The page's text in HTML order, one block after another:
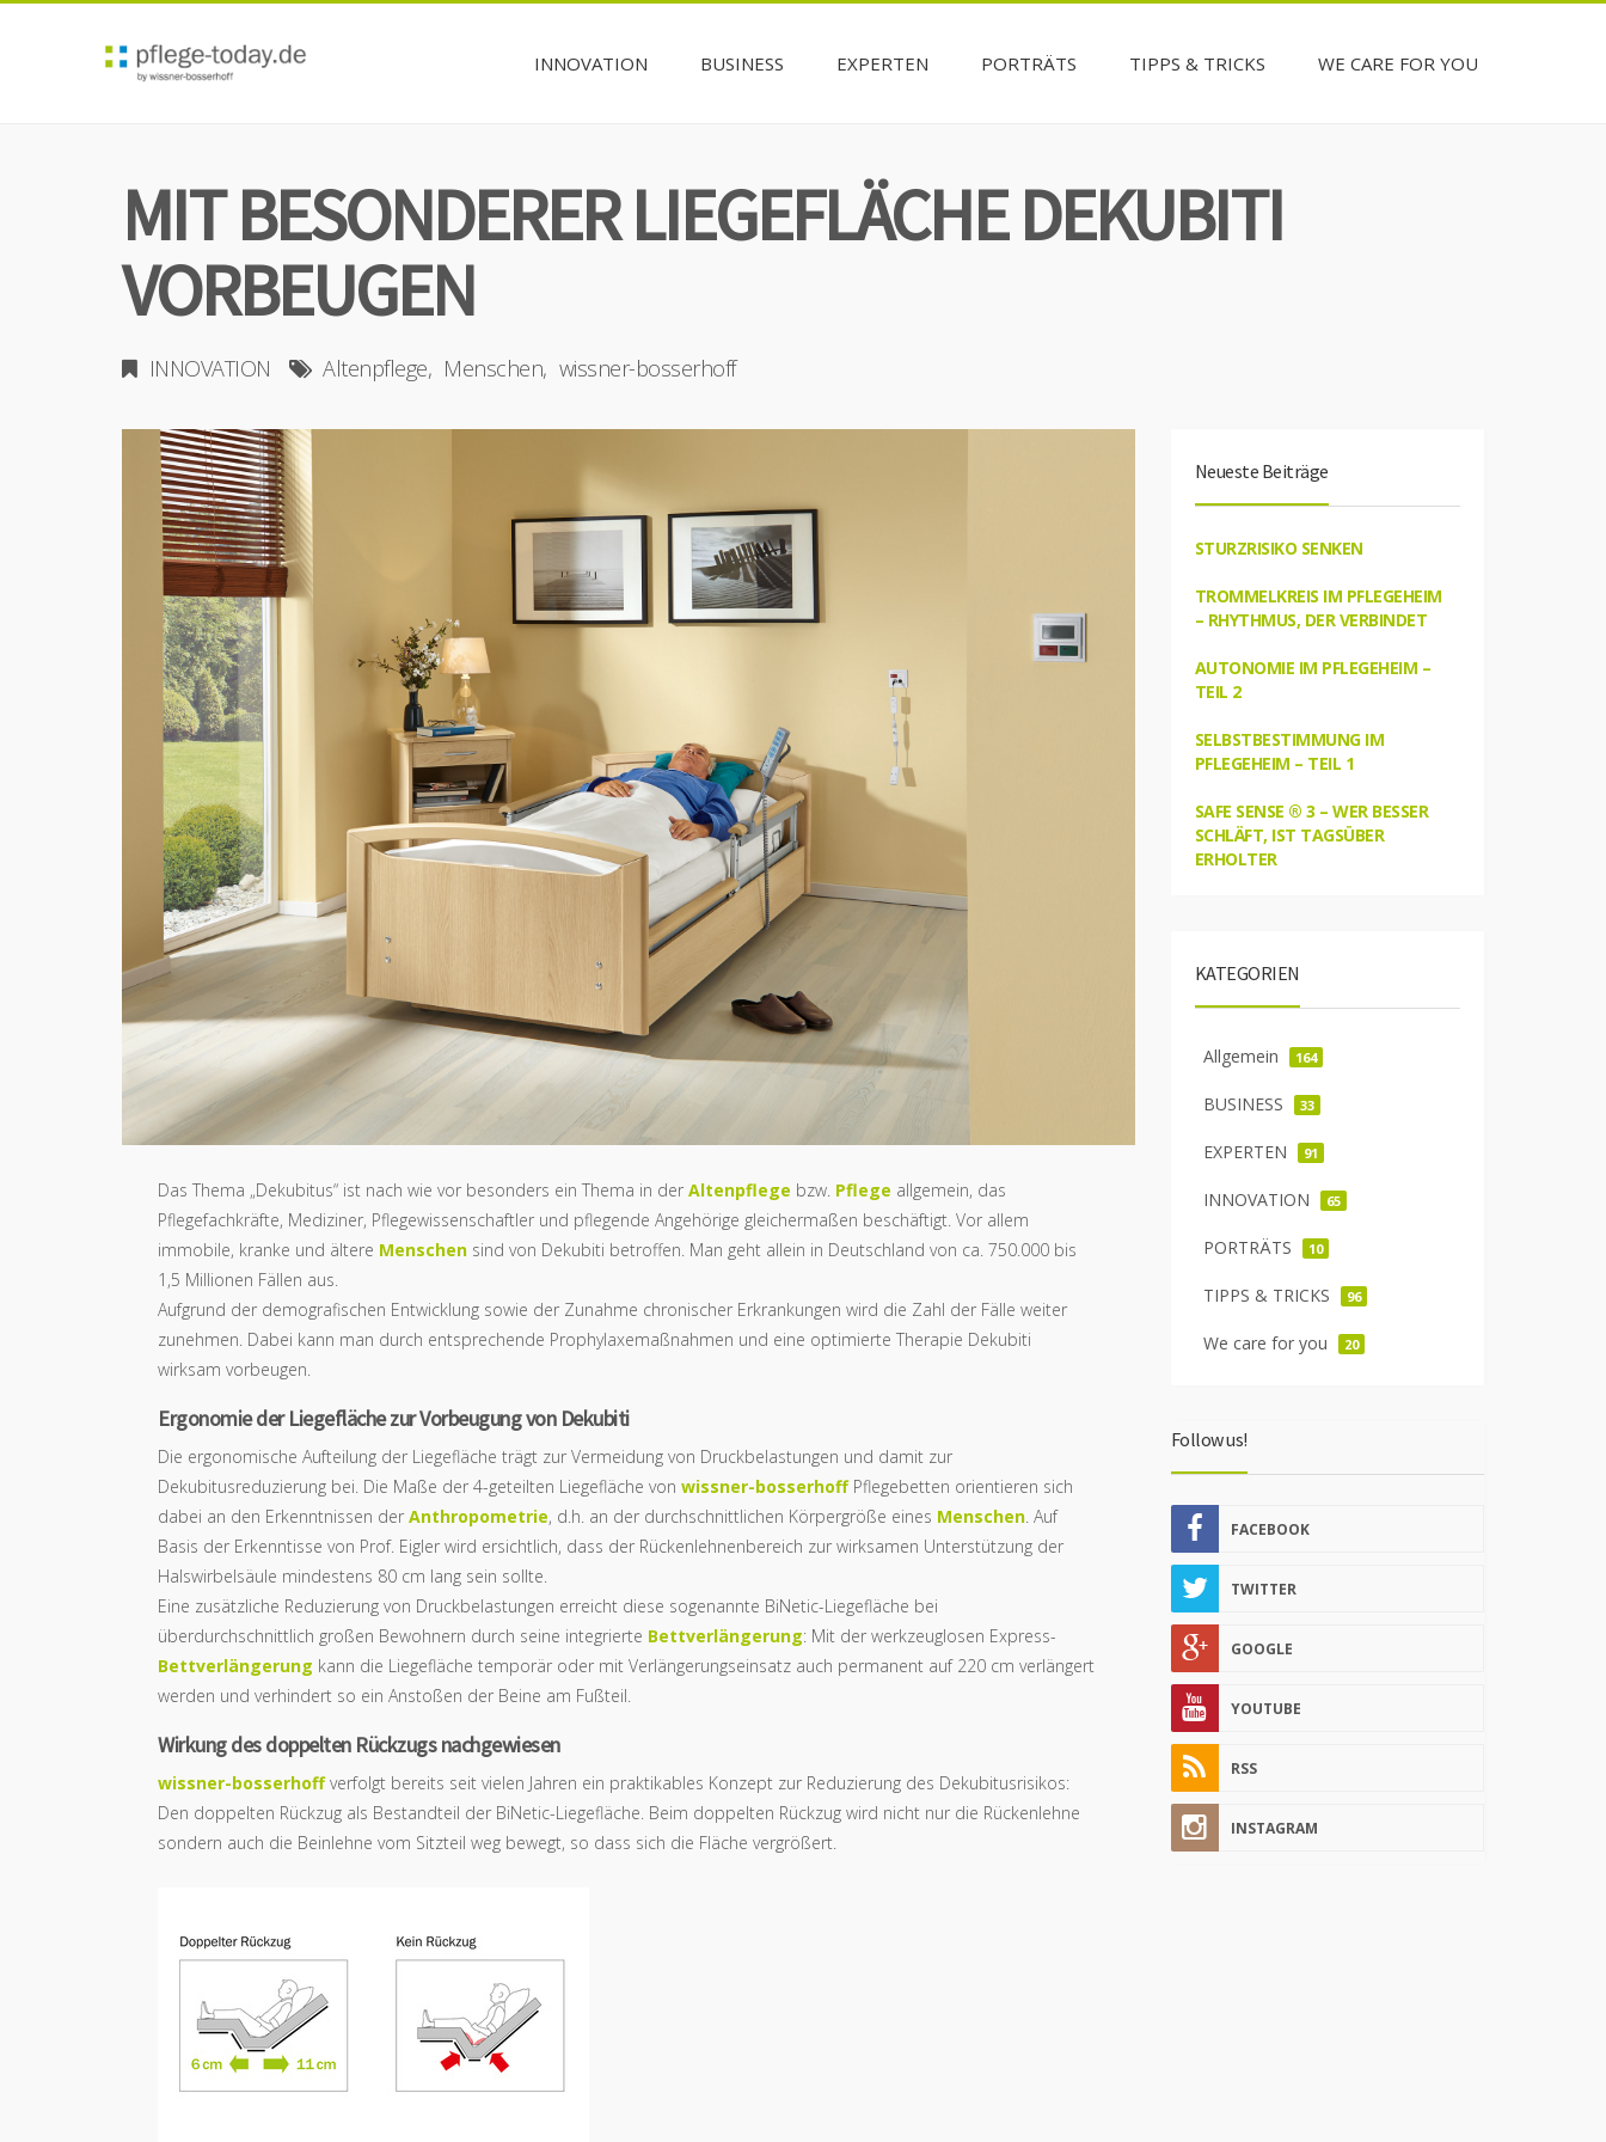
INNOVATION BUSINESS EXPERTEN PORTRÄTS TIPPS & TRICKS WE CARE FOR YOU
MIT BESONDERER LIEGEFLÄCHE DEKUBITI
VORBEUGEN
INNOVATION Altenpflege Menschen wissner-bosserhoff
Das Thema „Dekubitus“ ist nach wie vor besonders ein Thema in der Altenpflege bzw. Pflege allgemein, das
Pflegefachkräfte, Mediziner, Pflegewissenschaftler und pflegende Angehörige gleichermaßen beschäftigt. Vor allem
immobile, kranke und ältere Menschen sind von Dekubiti betroffen. Man geht allein in Deutschland von ca. 750.000 bis
1,5 Millionen Fällen aus.
Aufgrund der demografischen Entwicklung sowie der Zunahme chronischer Erkrankungen wird die Zahl der Fälle weiter
zunehmen. Dabei kann man durch entsprechende Prophylaxemaßnahmen und eine optimierte Therapie Dekubiti
wirksam vorbeugen.
Ergonomie der Liegefläche zur Vorbeugung von Dekubiti
Die ergonomische Aufteilung der Liegefläche trägt zur Vermeidung von Druckbelastungen und damit zur
Dekubitusreduzierung bei. Die Maße der 4-geteilten Liegefläche von wissner-bosserhoffPflegebetten orientieren sich
dabei an den Erkenntnissen der Anthropometrie, d.h. an der durchschnittlichen Körpergröße eines Menschen. Auf
Basis der Erkenntisse von Prof. Eigler wird ersichtlich, dass der Rückenlehnenbereich zur wirksamen Unterstützung der
Halswirbelsäule mindestens 80 cm lang sein sollte.
Eine zusätzliche Reduzierung von Druckbelastungen erreicht diese sogenannte BiNetic-Liegefläche bei
überdurchschnittlich großen Bewohnern durch seine integrierte Bettverlängerung: Mit der werkzeuglosen Express-
Bettverlängerung kann die Liegefläche temporär oder mit Verlängerungseinsatz auch permanent auf 220 cm verlängert
werden und verhindert so ein Anstoßen der Beine am Fußteil.
Wirkung des doppelten Rückzugs nachgewiesen
wissner-bosserhoffverfolgt bereits seit vielen Jahren ein praktikables Konzept zur Reduzierung des Dekubitusrisikos:
Den doppelten Rückzug als Bestandteil der BiNetic-Liegefläche. Beim doppelten Rückzug wird nicht nur die Rückenlehne
sondern auch die Beinlehne vom Sitzteil weg bewegt, so dass sich die Fläche vergrößert.
Neueste Beiträge
STURZRISIKO SENKEN
TROMMELKREIS IM PFLEGEHEIM
– RHYTHMUS, DER VERBINDET
AUTONOMIE IM PFLEGEHEIM –
TEIL 2
SELBSTBESTIMMUNG IM
PFLEGEHEIM – TEIL 1
SAFE SENSE ® 3 – WER BESSER
SCHLÄFT, IST TAGSÜBER
ERHOLTER
KATEGORIEN
Allgemein 164
BUSINESS 33
EXPERTEN 91
INNOVATION 65
PORTRÄTS 10
TIPPS & TRICKS 96
We care for you 20
Follow us!
FACEBOOK
TWITTER
GOOGLE
YOUTUBE
RSS
INSTAGRAM